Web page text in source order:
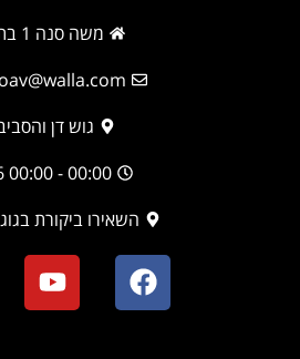
משה סנה 1 בת ים
גוש דן
00:00 - 00:00 24/6
השאירו ביקורת